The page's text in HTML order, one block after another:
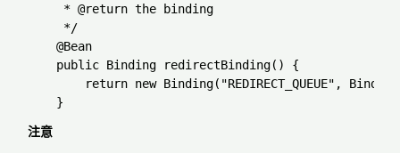
     * @return the binding
     */
    @Bean
    public Binding redirectBinding() {
return new Binding("REDIRECT_QUEUE",
注意